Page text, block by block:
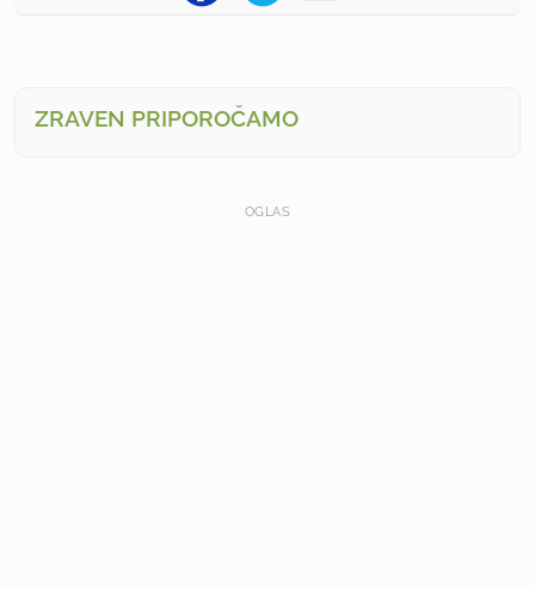
ZRAVEN PRIPOROČAMO
OGLAS